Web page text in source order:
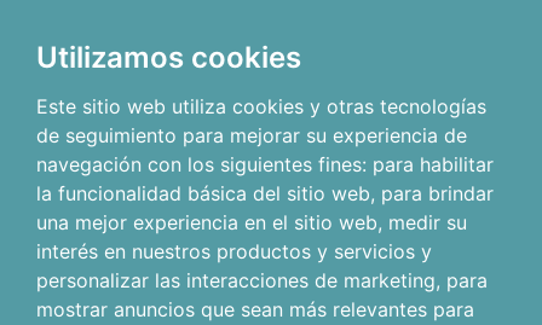
Utilizamos cookies
Este sitio web utiliza cookies y otras tecnologías
de seguimiento para mejorar su experiencia de
navegación con los siguientes fines: para habilitar
la funcionalidad básica del sitio web, para brindar
una mejor experiencia en el sitio web, medir su
interés en nuestros productos y servicios y
personalizar las interacciones de marketing, para
mostrar anuncios que sean más relevantes para